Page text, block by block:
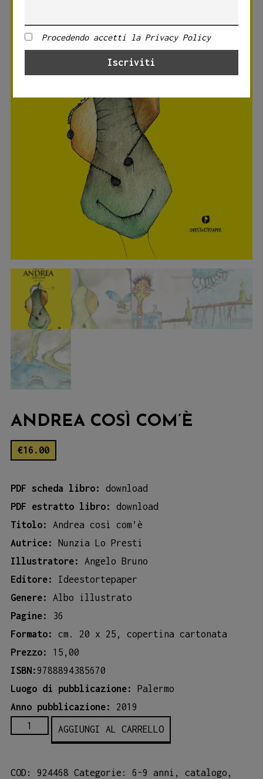
ANDREA COSÌ COM’È
€16.00
PDF scheda libro: download
PDF estratto libro: download
Titolo: Andrea così com’è
Autrice: Nunzia Lo Presti
Illustratore: Angelo Bruno
Editore: Ideestortepaper
Genere: Albo illustrato
Pagine:
36
Formato: cm. 20 x 25, copertina cartonata
Prezzo: 15,00
ISBN:9788894385670
Luogo di pubblicazione: Palermo
Anno pubblicazione: 2019
Andrea
AGGIUNGI AL CARRELLO
COD: 924468 Categorie: 6-9 anni catalogo
Procedendo accetti la Privacy Policy